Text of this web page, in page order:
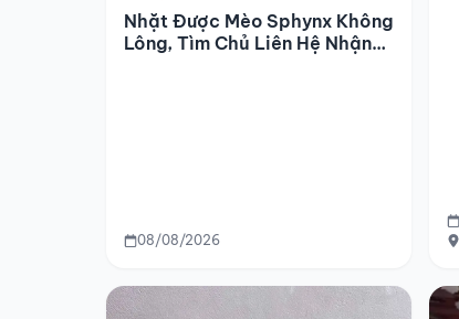
Nhặt Được Mèo Sphynx Không
Lông, Tìm Chủ Liên Hệ Nhận
08/08/2026